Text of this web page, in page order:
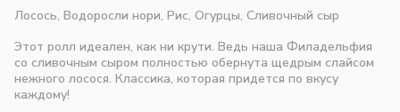
Лосось, Водоросли нори, Рис, Огурцы, Сливочный сыр
Этот ролл идеален, как ни крути. Ведь наша Филадельфия
со сливочным сыром полностью обернута щедрым слайсом
нежного лосося. Классика, которая придется по вкусу
каждому!